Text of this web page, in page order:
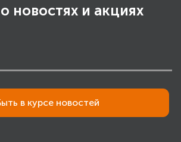
новостях и акциях
в курсе новостей